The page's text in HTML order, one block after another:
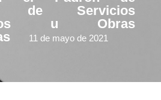
de Servicios
u Obras
11 de mayo de 2021